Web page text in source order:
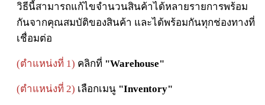
วิธีนี้สามารถแก้ไขจำนวนสินค้าได้หลายรายการพร้อม
กันจากคุณสมบัติของสินค้า และได้พร้อมกันทุกช่องทางที่
เชื่อมต่อ
(ตำแหน่งที่ 1) คลิกที่ "Warehouse"
(ตำแหน่งที่ 2) เลือกเมนู "Inventory"